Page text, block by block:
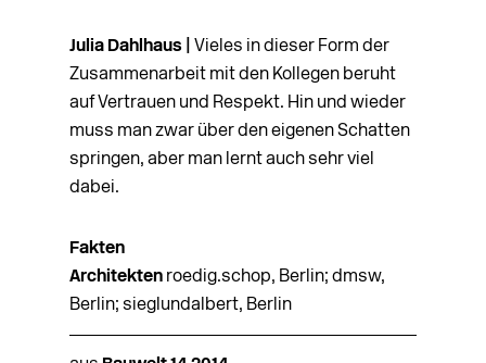
Julia Dahlhaus |
Vieles in dieser Form der
Zusammenarbeit mit den Kollegen beruht
auf Vertrauen und Respekt. Hin und wieder
muss man zwar über den eigenen Schatten
springen, aber man lernt auch sehr viel
dabei.
Fakten
Architekten roedig.schop, Berlin; dmsw,
Berlin; sieglundalbert, Berlin